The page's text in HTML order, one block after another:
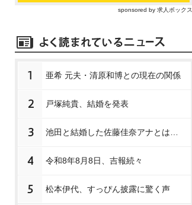
sponsored by 求人ボックス
1 亜希 元夫・清原和博との現在の関係
2 戸塚純貴、結婚を発表
3 池田と結婚した佐藤佳奈アナとは…
4 令和8年8月8日、吉報続々
5 松本伊代、すっぴん披露に驚く声